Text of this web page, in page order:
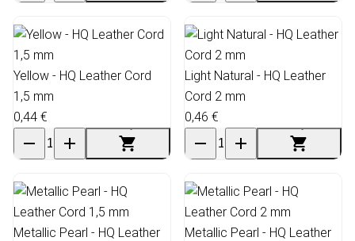
Yellow - HQ Leather Cord
1,5 mm
0,44 €
Light Natural - HQ Leather
Cord 2 mm
0,46 €
Metallic Pearl - HQ Leather
Metallic Pearl - HQ Leather